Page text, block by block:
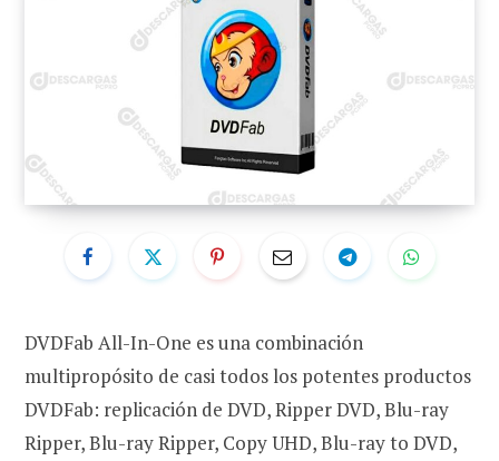
DVDFab All-In-One es una combinación
multipropósito de casi todos los potentes productos
DVDFab: replicación de DVD, Ripper DVD, Blu-ray
Ripper, Blu-ray Ripper, Copy UHD, Blu-ray to DVD,